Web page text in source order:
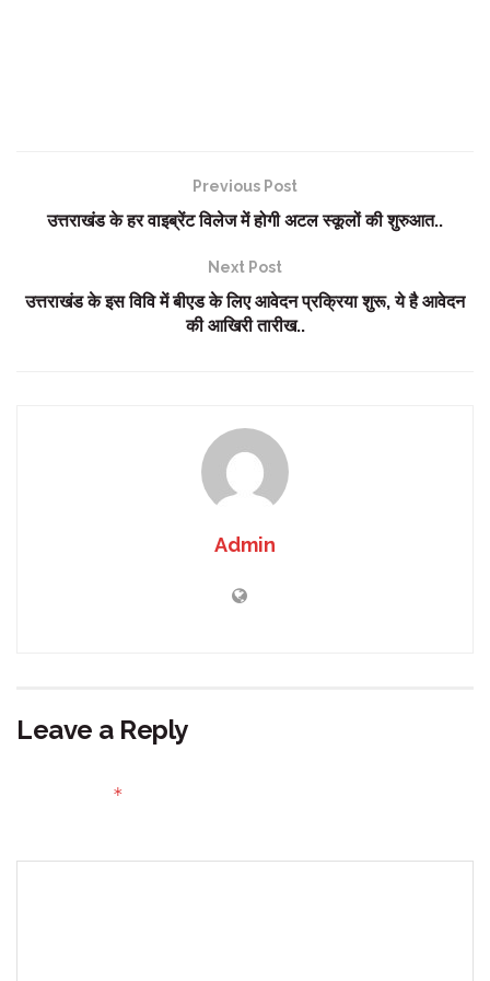
Previous Post
उत्तराखंड के हर वाइब्रेंट विलेज में होगी अटल स्कूलों की शुरुआत..
Next Post
उत्तराखंड के इस विवि में बीएड के लिए आवेदन प्रक्रिया शुरू, ये है आवेदन
की आखिरी तारीख..
Admin
Leave a Reply
*